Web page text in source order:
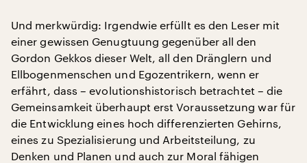
Und merkwürdig: Irgendwie erfüllt es den Leser mit
einer gewissen Genugtuung gegenüber all den
Gordon Gekkos dieser Welt, all den Dränglern und
Ellbogenmenschen und Egozentrikern, wenn er
erfährt, dass – evolutionshistorisch betrachtet – die
Gemeinsamkeit überhaupt erst Voraussetzung war für
die Entwicklung eines hoch differenzierten Gehirns,
eines zu Spezialisierung und Arbeitsteilung, zu
Denken und Planen und auch zur Moral fähigen